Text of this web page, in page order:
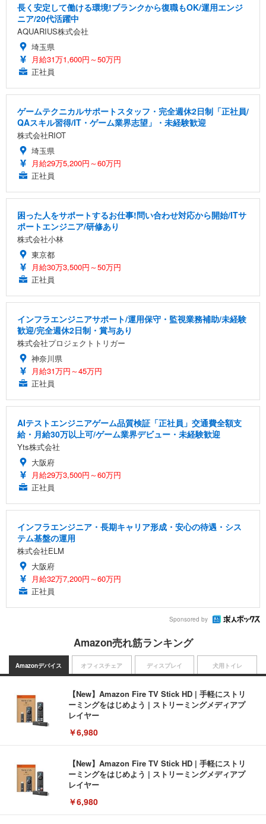
長く安定して働ける環境!ブランクから復職もOK/運用エンジ
ニア/20代活躍中
AQUARIUS株式会社
埼玉県
月給31万1,600円～50万円
正社員
ゲームテクニカルサポートスタッフ・完全週休2日制「正社員/
QAスキル習得/IT・ゲーム業界志望」・未経験歓迎
株式会社RIOT
埼玉県
月給29万5,200円～60万円
正社員
困った人をサポートするお仕事!問い合わせ対応から開始/ITサ
ポートエンジニア/研修あり
株式会社小林
東京都
月給30万3,500円～50万円
正社員
インフラエンジニアサポート/運用保守・監視業務補助/未経験
歓迎/完全週休2日制・賞与あり
株式会社プロジェクトトリガー
神奈川県
月給31万円～45万円
正社員
AIテストエンジニアゲーム品質検証「正社員」交通費全額支
給・月給30万以上可/ゲーム業界デビュー・未経験歓迎
Yts株式会社
大阪府
月給29万3,500円～60万円
正社員
インフラエンジニア・長期キャリア形成・安心の待遇・シス
テム基盤の運用
株式会社ELM
大阪府
月給32万7,200円～60万円
正社員
Sponsored by
Amazon売れ筋ランキング
Amazonデバイス
【New】Amazon Fire TV Stick HD | 手軽にストリ
ーミングをはじめよう | ストリーミングメディアプ
レイヤー
￥6,980
【New】Amazon Fire TV Stick HD | 手軽にストリ
ーミングをはじめよう | ストリーミングメディアプ
レイヤー
￥6,980
オフィスチェア ディスプレイ 犬用トイレ